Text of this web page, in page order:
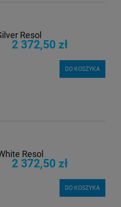
Resol
2 372,50 zł
DO KOSZYKA
Resol
2 372,50 zł
DO KOSZYKA